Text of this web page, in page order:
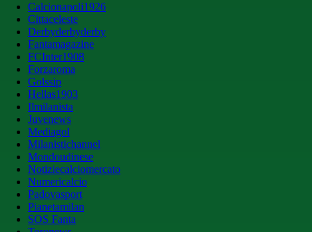
Calcionapoli1926
Cittaceleste
Derbyderbyderby
Fantamagazine
FCInter1908
Forzaroma
Golssip
Hellas1903
Ilmilanista
Juvenews
Mediagol
Milanistichannel
Mondoudinese
Notiziecalciomercato
Numericalcio
Padovasport
Pianetamilan
SOS Fanta